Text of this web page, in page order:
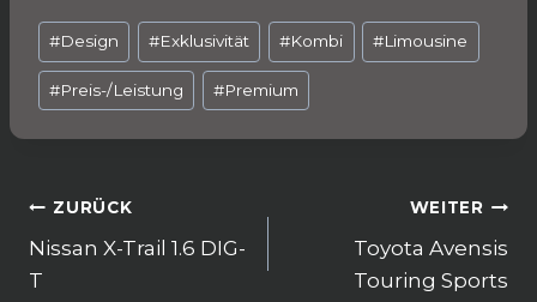
c
e
b
o
k
ai
l
a
ts
A
p
e
g
ra
m
le
n
Schlagworte:
#Design #Exklusivität #Kombi #Limousine
#Preis-/Leistung #Premium
Beitragsnavigation
ZURÜCK
Nissan X-Trail 1.6 DIG-
T
WEITER
Toyota Avensis
Touring Sports